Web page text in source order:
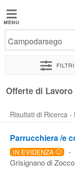
Jobbydoo
Offerte
Elenco
professioni
Campodarsego
Filtri
Offerte di Lavoro
Risultati di Ricerca
Parrucchiera /e
IN EVIDENZA i -
Grisignano di Zocco